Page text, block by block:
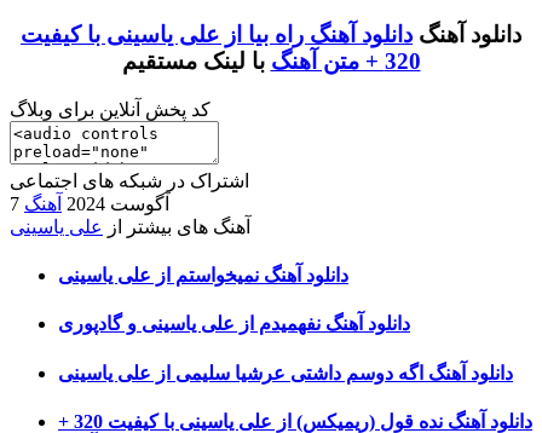
دانلود آهنگ دانلود آهنگ راه بیا از علی یاسینی با کیفیت
320 + متن آهنگ
با لینک مستقیم
کد پخش آنلاین برای وبلاگ
اشتراک در شبکه های اجتماعی
7 آگوست 2024
آهنگ
آهنگ های بیشتر از علی یاسینی
دانلود آهنگ نمیخواستم از علی یاسینی
دانلود آهنگ نفهمیدم از علی یاسینی و گادپوری
دانلود آهنگ اگه دوسم داشتی عرشیا سلیمی از علی یاسینی
دانلود آهنگ نده قول (ریمیکس) از علی یاسینی با کیفیت 320 +